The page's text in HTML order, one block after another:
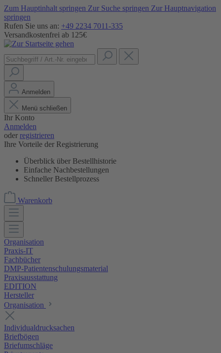
Zum Hauptinhalt springen Zur Suche springen Zur Hauptnavigation
springen
Rufen Sie uns an: +49 2234 7011-335
Versandkostenfrei ab 125€
Anmelden
Menü schließen
Ihr Konto
Anmelden
oder registrieren
Ihre Vorteile der Registrierung
Überblick über Bestellhistorie
Einfache Nachbestellungen
Schneller Bestellprozess
Warenkorb
Organisation
Praxis-IT
Fachbücher
DMP-Patientenschulungsmaterial
Praxisausstattung
EDITION
Hersteller
Organisation
Individualdrucksachen
Briefbögen
Briefumschläge